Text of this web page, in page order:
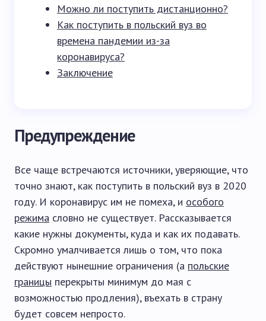
Можно ли поступить дистанционно?
Как поступить в польский вуз во
времена пандемии из-за
коронавируса?
Заключение
Предупреждение
Все чаще встречаются источники, уверяющие, что
точно знают, как поступить в польский вуз в 2020
году. И коронавирус им не помеха, и особого
режима словно не существует. Рассказывается
какие нужны документы, куда и как их подавать.
Скромно умалчивается лишь о том, что пока
действуют нынешние ограничения (а польские
границы перекрыты минимум до мая с
возможностью продления), въехать в страну
будет совсем непросто.